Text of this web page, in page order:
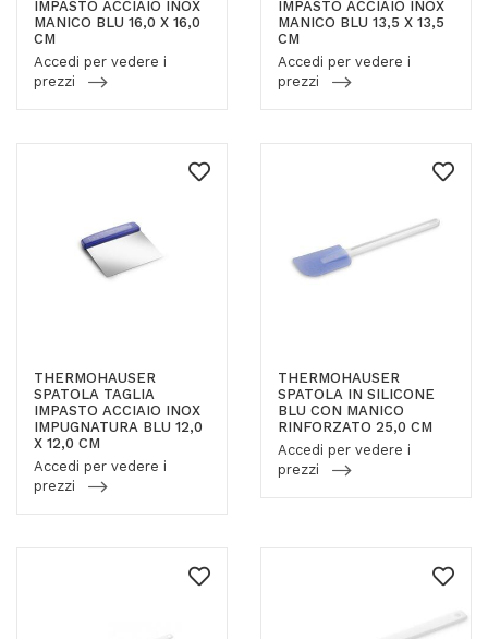
IMPASTO ACCIAIO INOX
MANICO BLU 16,0 X 16,0
CM
Accedi per vedere i
prezzi
IMPASTO ACCIAIO INOX
MANICO BLU 13,5 X 13,5
CM
Accedi per vedere i
prezzi
THERMOHAUSER
SPATOLA TAGLIA
IMPASTO ACCIAIO INOX
IMPUGNATURA BLU 12,0
X 12,0 CM
Accedi per vedere i
prezzi
THERMOHAUSER
SPATOLA IN SILICONE
BLU CON MANICO
RINFORZATO 25,0 CM
Accedi per vedere i
prezzi